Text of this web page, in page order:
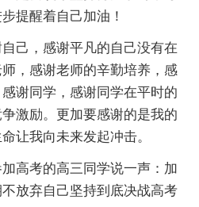
提醒着自己加油！
己，感谢平凡的自己没有在
，感谢老师的辛勤培养，感
谢同学，感谢同学在平时的
激励。更加要感谢的是我的
让我向未来发起冲击。
高考的高三同学说一声：加
放弃自己坚持到底决战高考